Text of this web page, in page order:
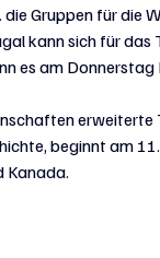
die Gruppen für die
kann sich für das
es am Donnerstag
erweiterte
beginnt am
Kanada.